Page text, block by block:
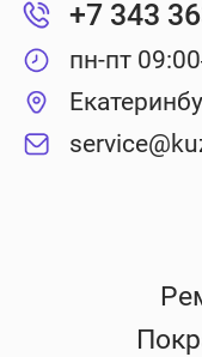
+7 343
пн-пт